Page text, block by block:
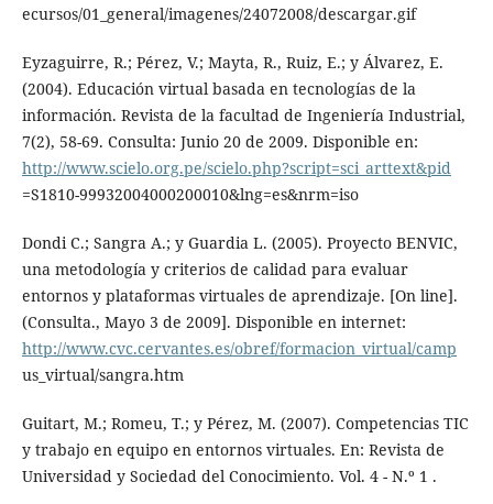
ecursos/01_general/imagenes/24072008/descargar.gif
Eyzaguirre, R.; Pérez, V.; Mayta, R., Ruiz, E.; y Álvarez, E.
(2004). Educación virtual basada en tecnologías de la
información. Revista de la facultad de Ingeniería Industrial,
7(2), 58-69. Consulta: Junio 20 de 2009. Disponible en:
http://www.scielo.org.pe/scielo.php?script=sci_arttext&pid
=S1810-99932004000200010&lng=es&nrm=iso
Dondi C.; Sangra A.; y Guardia L. (2005). Proyecto BENVIC,
una metodología y criterios de calidad para evaluar
entornos y plataformas virtuales de aprendizaje. [On line].
(Consulta., Mayo 3 de 2009]. Disponible en internet:
http://www.cvc.cervantes.es/obref/formacion_virtual/camp
us_virtual/sangra.htm
Guitart, M.; Romeu, T.; y Pérez, M. (2007). Competencias TIC
y trabajo en equipo en entornos virtuales. En: Revista de
Universidad y Sociedad del Conocimiento. Vol. 4 - N.º 1 .